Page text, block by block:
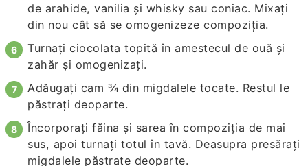
de arahide, vanilia și whisky sau coniac. Mixați
din nou cât să se omogenizeze compoziția.
Turnați ciocolata topită în amestecul de ouă și
zahăr și omogenizați.
Adăugați cam ¾ din migdalele tocate. Restul le
păstrați deoparte.
Încorporați făina și sarea în compoziția de mai
sus, apoi turnați totul în tavă. Deasupra presărați
migdalele păstrate deoparte.